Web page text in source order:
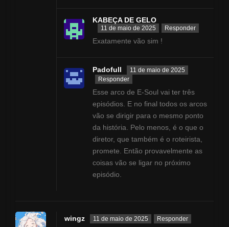
KABEÇA DE GELO
11 de maio de 2025 Responder
Exatamente vão sim !
Padofull
11 de maio de 2025
Responder
Esse arco de E-Soul vai ter três
episódios. E no final todos os arcos
vão se dirigir para o mesmo ponto
da história. Pelo menos, é o que o
diretor, que também é o roteirista,
promete. Então provavelmente as
coisas vão se ligar no próximo
episódio.
wingz 11 de maio de 2025 Responder